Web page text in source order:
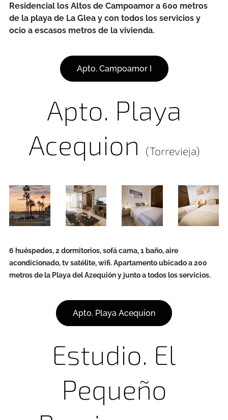
Residencial los Altos de Campoamor a 600 metros
de la playa de La Glea y con todos los servicios y
ocio a escasos metros de la vivienda.
Apto. Campoamor I
Apto. Playa
Acequion
(Torrevieja)
6 huéspedes, 2 dormitorios, sofá cama, 1 baño, aire
acondicionado, tv satélite, wifi. Apartamento ubicado a 200
metros de la Playa del Azequión y junto a todos los servicios.
Apto. Playa Acequion
Estudio. El
Pequeño